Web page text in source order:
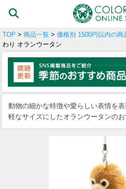
TOP > 商品一覧 > 価格別 1500円以内の商
わり オランウータン
動物の細かな特徴や愛らしい表情を
軽なサイズにしたオランウータンのお